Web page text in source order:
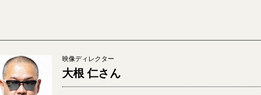
映像ディレクター
大根 仁さん